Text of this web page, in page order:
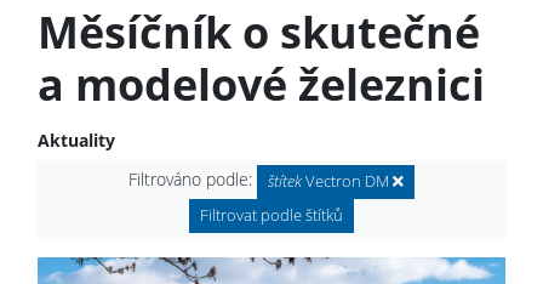
Měsíčník o skutečné
a modelové železnici
Aktuality
Filtrováno podle:
štítekVectron DM
Filtrovat podle štítků